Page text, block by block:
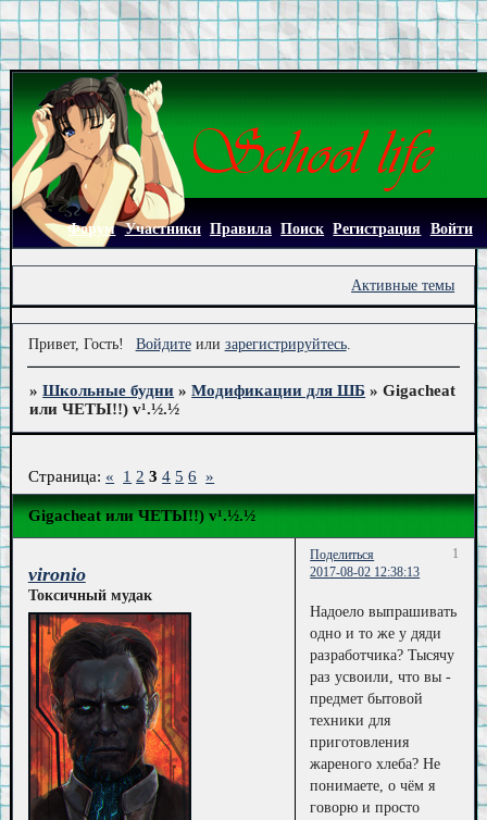
Форум Участники Правила Поиск Регистрация Войти
Активные темы
Привет, Гость! Войдитеили зарегистрируйтесь.
»Школьные будни »Модификации для ШБ »Gigacheat
или ЧЕТЫ!!) v¹.½.½
Gigacheat или ЧЕТЫ!!) v¹.½.½
Страница: « 1 2 3 4 5 6 »
Поделиться
1
2017-08-02 12:38:13
vironio
Токсичный мудак
Надоело выпрашивать
одно и то же у дяди
разработчика? Тысячу
раз усвоили, что вы -
предмет бытовой
техники для
приготовления
жареного хлеба? Не
понимаете, о чём я
говорю и просто